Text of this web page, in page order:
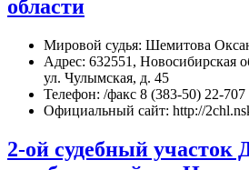
области
Мировой судья: Шемитова
Адрес: 632551, Новосибирская
ул. Чулымская, д. 45
Телефон: /факс 8 (383-50) 22-707
Официальный сайт: http://
2-ой судебный участок